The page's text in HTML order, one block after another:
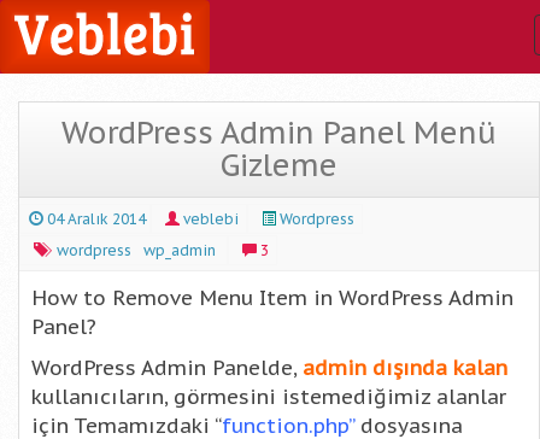
WordPress Admin Panel Menü
Gizleme
04 Aralık 2014 veblebi
Wordpress
wordpress
wp_admin 3
How to Remove Menu Item in WordPress Admin
Panel?
WordPress Admin Panelde, admin dışında kalan
kullanıcıların, görmesini istemediğimiz alanlar
için Temamızdaki “function.php”dosyasına